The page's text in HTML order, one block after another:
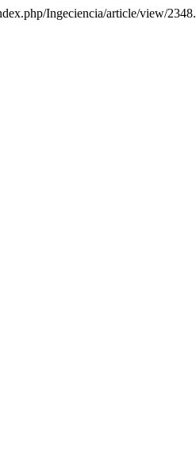
Ingeciencia/article/view/2348.